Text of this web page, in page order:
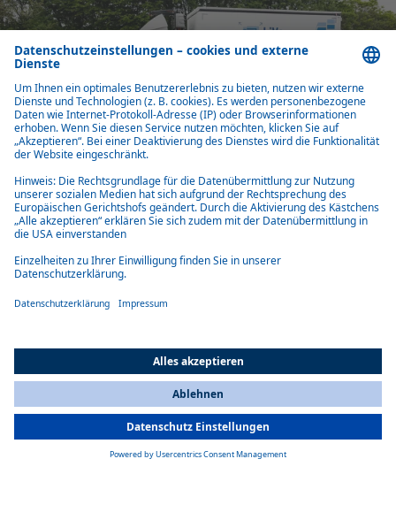
REFERENZ-STORYS
Lohr setzt auf Batteriesysteme von Webasto
Herstellers Lohr wird mit Batterien von Webasto betrieben.
Green-G, ein Hersteller von Elektrofahrzeugen und -systemen, hat sich
zum Ziel gesetzt, mit seinem emissionsfreien ecarry die
Umweltverschmutzung in städtischen Gebieten zu reduzieren.
You are currently on our website forSwitzerland
information, please visit our website forAmerica.
All Countries